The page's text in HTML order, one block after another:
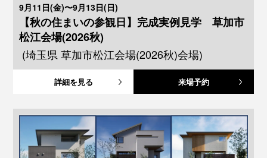
9月11日(金)〜9月13日(日)
【秋の住まいの参観日】完成実例見学 草加市
松江会場(2026秋)
(埼玉県 草加市松江会場(2026秋)会場)
詳細を見る 来場予約